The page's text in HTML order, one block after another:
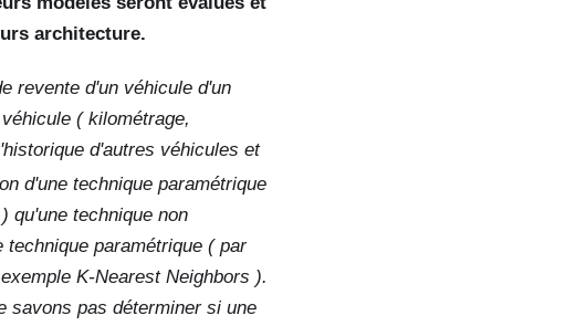
architecture.
revente d'un véhicule d'un
( kilométrage,
d'autres véhicules et
d'une technique paramétrique
qu'une technique non
paramétrique ( par
K-Nearest Neighbors ).
savons pas déterminer si une